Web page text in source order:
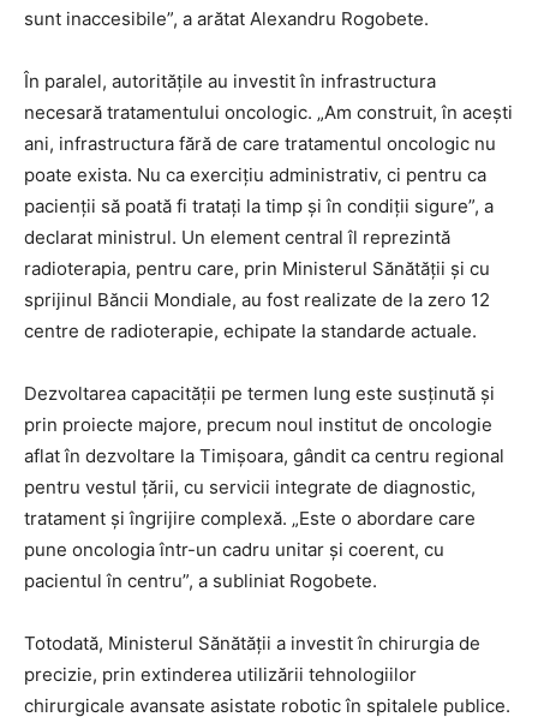
sunt inaccesibile”, a arătat Alexandru Rogobete.
În paralel, autoritățile au investit în infrastructura
necesară tratamentului oncologic. „Am construit, în acești
ani, infrastructura fără de care tratamentul oncologic nu
poate exista. Nu ca exercițiu administrativ, ci pentru ca
pacienții să poată fi tratați la timp și în condiții sigure”, a
declarat ministrul. Un element central îl reprezintă
radioterapia, pentru care, prin Ministerul Sănătății și cu
sprijinul Băncii Mondiale, au fost realizate de la zero 12
centre de radioterapie, echipate la standarde actuale.
Dezvoltarea capacității pe termen lung este susținută și
prin proiecte majore, precum noul institut de oncologie
aflat în dezvoltare la Timișoara, gândit ca centru regional
pentru vestul țării, cu servicii integrate de diagnostic,
tratament și îngrijire complexă. „Este o abordare care
pune oncologia într-un cadru unitar și coerent, cu
pacientul în centru”, a subliniat Rogobete.
Totodată, Ministerul Sănătății a investit în chirurgia de
precizie, prin extinderea utilizării tehnologiilor
chirurgicale avansate asistate robotic în spitalele publice.